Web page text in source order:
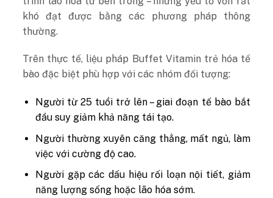
khó đạt được bằng các phương pháp thông
thường.
Trên thực tế, liệu pháp Buffet Vitamin trẻ hóa tế
bào đặc biệt phù hợp với các nhóm đối tượng:
Người từ 25 tuổi trở lên – giai đoạn tế bào bắt
đầu suy giảm khả năng tái tạo.
Người thường xuyên căng thẳng, mất ngủ, làm
việc với cường độ cao.
Người gặp các dấu hiệu rối loạn nội tiết, giảm
năng lượng sống hoặc lão hóa sớm.